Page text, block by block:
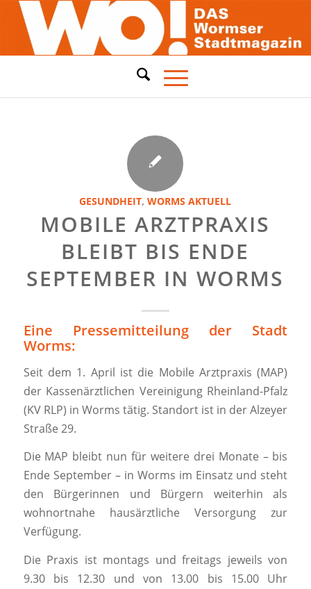
GESUNDHEIT,WORMS AKTUELL
MOBILE ARZTPRAXIS
BLEIBT BIS ENDE
SEPTEMBER IN WORMS
Eine Pressemitteilung der Stadt
Worms:
Seit dem 1. April ist die Mobile Arztpraxis (MAP)
der Kassenärztlichen Vereinigung Rheinland-Pfalz
(KV RLP) in Worms tätig. Standort ist in der Alzeyer
Straße 29.
Die MAP bleibt nun für weitere drei Monate – bis
Ende September – in Worms im Einsatz und steht
den Bürgerinnen und Bürgern weiterhin als
wohnortnahe hausärztliche Versorgung zur
Verfügung.
Die Praxis ist montags und freitags jeweils von
9.30 bis 12.30 und von 13.00 bis 15.00 Uhr